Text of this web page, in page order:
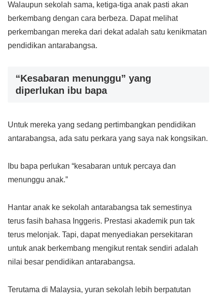
Walaupun sekolah sama, ketiga-tiga anak pasti akan
berkembang dengan cara berbeza. Dapat melihat
perkembangan mereka dari dekat adalah satu kenikmatan
pendidikan antarabangsa.
“Kesabaran menunggu” yang
diperlukan ibu bapa
Untuk mereka yang sedang pertimbangkan pendidikan
antarabangsa, ada satu perkara yang saya nak kongsikan.
Ibu bapa perlukan “kesabaran untuk percaya dan
menunggu anak.”
Hantar anak ke sekolah antarabangsa tak semestinya
terus fasih bahasa Inggeris. Prestasi akademik pun tak
terus melonjak. Tapi, dapat menyediakan persekitaran
untuk anak berkembang mengikut rentak sendiri adalah
nilai besar pendidikan antarabangsa.
Terutama di Malaysia, yuran sekolah lebih berpatutan